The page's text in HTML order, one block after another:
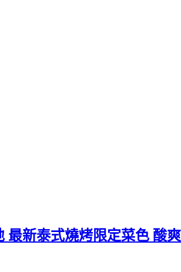
最新泰式燒烤限定菜色 酸